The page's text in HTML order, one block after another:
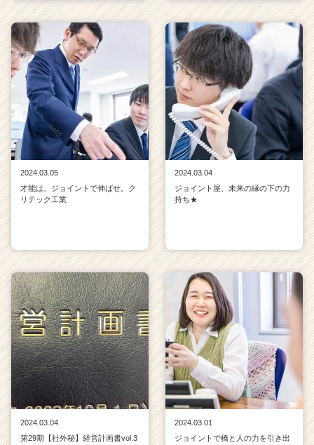
2024.03.05
才能は、ジョイントで伸ばせ。ク
リテック工業
2024.03.04
ジョイント屋、未来の縁の下の力
持ち★
2024.03.04
第29期【社外秘】経営計画書vol.3
2024.03.01
ジョイントで橋と人の力を引き出